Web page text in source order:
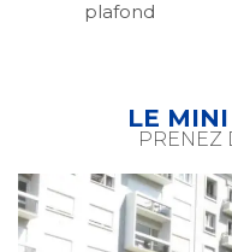
plafond
LE
PRENEZ